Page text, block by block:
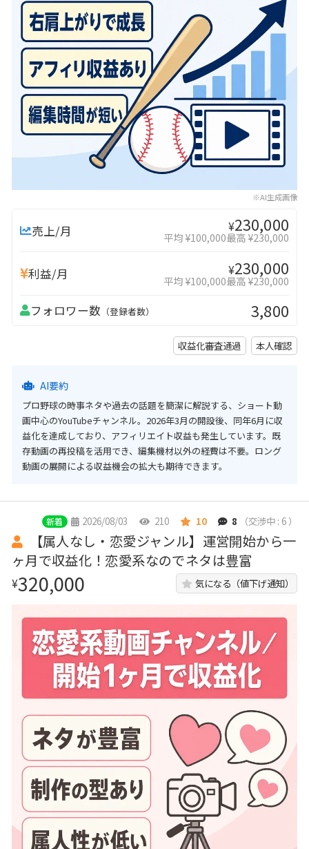
※AI生成画像
売上/月 ¥230,000
平均 ¥100,000最高 ¥230,000
利益/月 ¥230,000
平均 ¥100,000最高 ¥230,000
フォロワー数 （登録者数） 3,800
収益化審査通過 本人確認
AI要約
プロ野球の時事ネタや過去の話題を簡潔に解説する、ショート動
画中心のYouTubeチャンネル。2026年3月の開設後、同年6月に収
益化を達成しており、アフィリエイト収益も発生しています。既
存動画の再投稿を活用でき、編集機材以外の経費は不要。ロング
動画の展開による収益機会の拡大も期待できます。
新着 2026/08/03 210 10 8 （交渉中 : 6 ）
【属人なし・恋愛ジャンル】運営開始から一
ヶ月で収益化！恋愛系なのでネタは豊富
¥320,000 気になる（値下げ通知）